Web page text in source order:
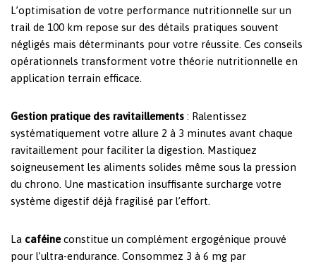
L’optimisation de votre performance nutritionnelle sur un
trail de 100 km repose sur des détails pratiques souvent
négligés mais déterminants pour votre réussite. Ces conseils
opérationnels transforment votre théorie nutritionnelle en
application terrain efficace.
Gestion pratique des ravitaillements : Ralentissez
systématiquement votre allure 2 à 3 minutes avant chaque
ravitaillement pour faciliter la digestion. Mastiquez
soigneusement les aliments solides même sous la pression
du chrono. Une mastication insuffisante surcharge votre
système digestif déjà fragilisé par l’effort.
La caféineconstitue un complément ergogénique prouvé
pour l’ultra-endurance. Consommez 3 à 6 mg par